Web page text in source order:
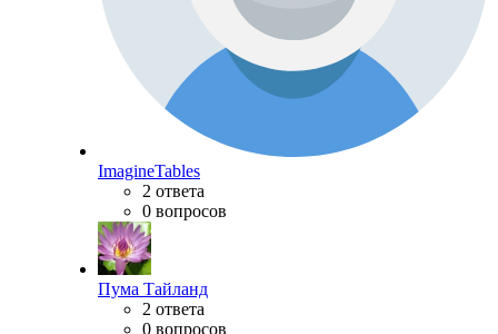
ImagineTables
2 ответа
0 вопросов
Пума Тайланд
2 ответа
0 вопросов